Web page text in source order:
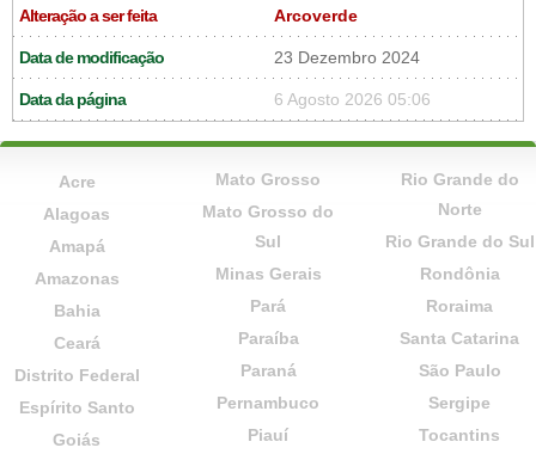
Alteração a ser feita Arcoverde
Data de modificação 23 Dezembro 2024
Data da página 6 Agosto 2026 05:06
Acre
Alagoas
Amapá
Amazonas
Bahia
Ceará
Distrito Federal
Espírito Santo
Goiás
Mato Grosso
Mato Grosso do
Sul
Minas Gerais
Pará
Paraíba
Paraná
Pernambuco
Piauí
Rio Grande do
Norte
Rio Grande do Sul
Rondônia
Roraima
Santa Catarina
São Paulo
Sergipe
Tocantins